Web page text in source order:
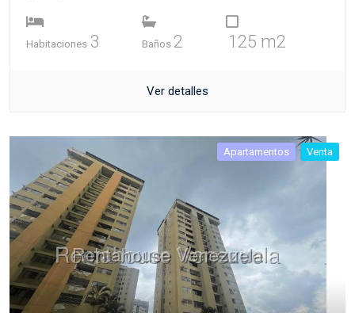
Habitaciones 3 Baños 2 125 m2
Ver detalles
Apartamentos Venta